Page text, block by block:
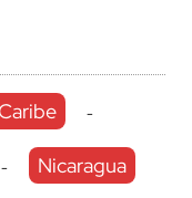
-
- Nicaragua